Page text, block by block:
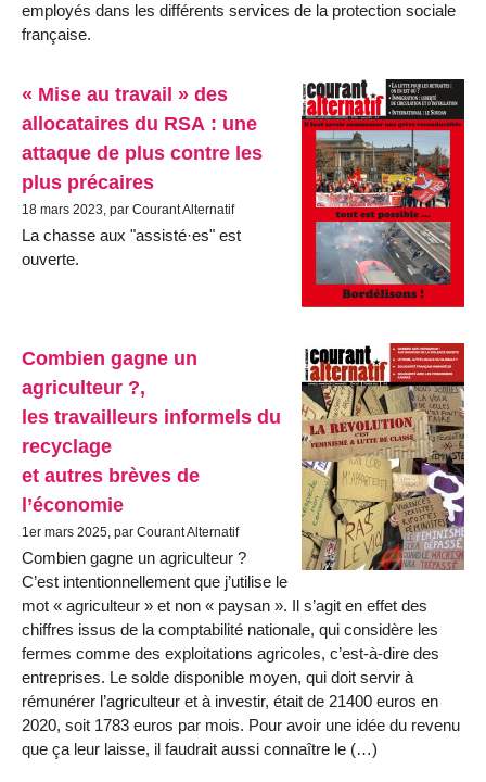
employés dans les différents services de la protection sociale
française.
« Mise au travail » des
allocataires du RSA : une
attaque de plus contre les
plus précaires
18 mars 2023, par Courant Alternatif
La chasse aux "assisté·es" est
ouverte.
Combien gagne un
agriculteur ?,
les travailleurs informels du
recyclage
et autres brèves de
l’économie
1er mars 2025, par Courant Alternatif
Combien gagne un agriculteur ?
C’est intentionnellement que j’utilise le
mot « agriculteur » et non « paysan ». Il s’agit en effet des
chiffres issus de la comptabilité nationale, qui considère les
fermes comme des exploitations agricoles, c’est-à-dire des
entreprises. Le solde disponible moyen, qui doit servir à
rémunérer l’agriculteur et à investir, était de 21400 euros en
2020, soit 1783 euros par mois. Pour avoir une idée du revenu
que ça leur laisse, il faudrait aussi connaître le (…)